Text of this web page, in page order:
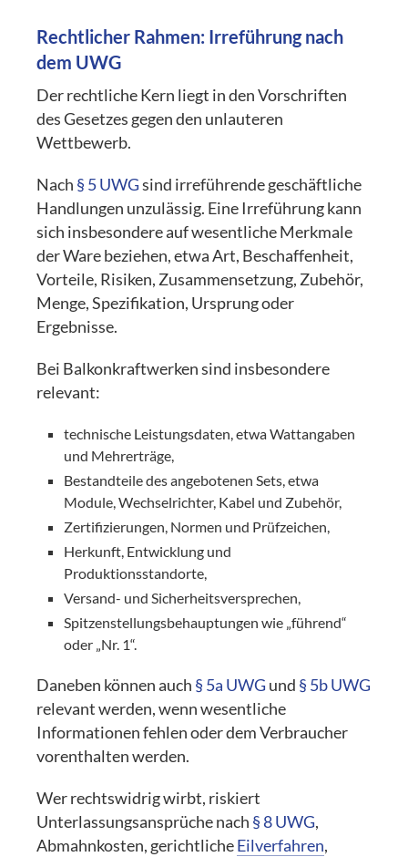
Rechtlicher Rahmen: Irreführung nach
dem UWG
Der rechtliche Kern liegt in den Vorschriften
des Gesetzes gegen den unlauteren
Wettbewerb.
Nach § 5 UWGsind irreführende geschäftliche
Handlungen unzulässig. Eine Irreführung kann
sich insbesondere auf wesentliche Merkmale
der Ware beziehen, etwa Art, Beschaffenheit,
Vorteile, Risiken, Zusammensetzung, Zubehör,
Menge, Spezifikation, Ursprung oder
Ergebnisse.
Bei Balkonkraftwerken sind insbesondere
relevant:
technische Leistungsdaten, etwa Wattangaben
und Mehrerträge,
Bestandteile des angebotenen Sets, etwa
Module, Wechselrichter, Kabel und Zubehör,
Zertifizierungen, Normen und Prüfzeichen,
Herkunft, Entwicklung und
Produktionsstandorte,
Versand- und Sicherheitsversprechen,
Spitzenstellungsbehauptungen wie „führend“
oder „Nr. 1“.
Daneben können auch § 5a UWG und § 5b UWG
relevant werden, wenn wesentliche
Informationen fehlen oder dem Verbraucher
vorenthalten werden.
Wer rechtswidrig wirbt, riskiert
Unterlassungsansprüche nach § 8 UWG,
Abmahnkosten, gerichtlicheEilverfahren,